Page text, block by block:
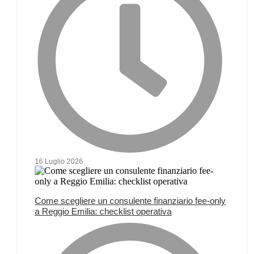
16 Luglio 2026
Come scegliere un consulente finanziario fee-only
a Reggio Emilia: checklist operativa